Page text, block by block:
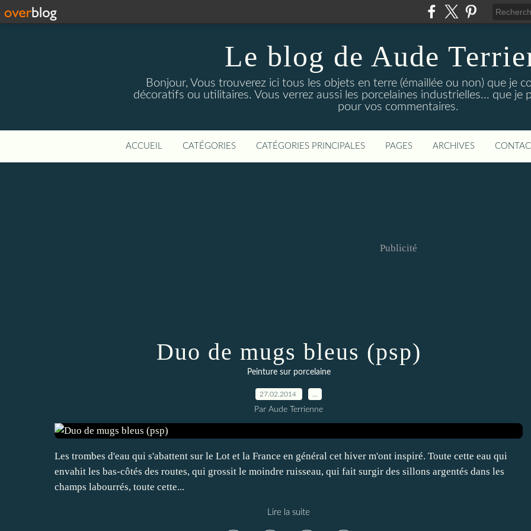
Le blog de Aude
Bonjour, Vous trouverez ici tous les objets en terre (émaillée ou non) que je
décoratifs ou utilitaires. Vous verrez aussi les porcelaines industrielles... que je
pour vos commentaires.
ACCUEIL CATÉGORIES CATÉGORIES PRINCIPALES PAGES ARCHIVES
Publicité
Duo de mugs bleus (psp)
Peinture sur porcelaine
27.02.2014
Par Aude Terrienne
Les trombes d'eau qui s'abattent sur le Lot et la France en général cet hiver m'ont inspiré. Toute cette eau qui
envahit les bas-côtés des routes, qui grossit le moindre ruisseau, qui fait surgir des sillons argentés dans les
champs labourrés, toute cette...
Lire la suite